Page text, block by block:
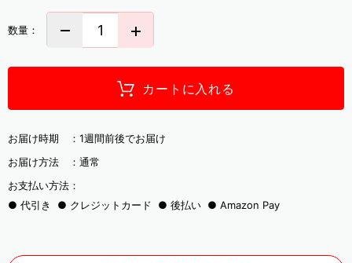
数量：
カートに入れる
お届け時期 ： 1週間前後でお届け
お届け方法 ： 通常
お支払い方法：
代引き
クレジットカード 後払い Amazon Pay